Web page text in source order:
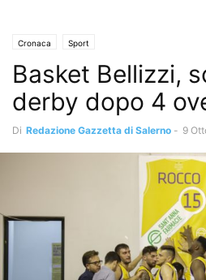
Cronaca Sport
Basket Bellizzi,
derby dopo 4
Di Redazione Gazzetta di Salerno - 9